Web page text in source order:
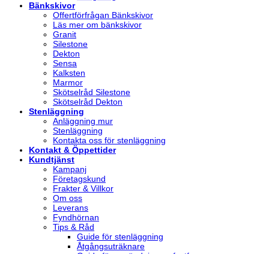
Bänkskivor
Offertförfrågan Bänkskivor
Läs mer om bänkskivor
Granit
Silestone
Dekton
Sensa
Kalksten
Marmor
Skötselråd Silestone
Skötselråd Dekton
Stenläggning
Anläggning mur
Stenläggning
Kontakta oss för stenläggning
Kontakt & Öppettider
Kundtjänst
Kampanj
Företagskund
Frakter & Villkor
Om oss
Leverans
Fyndhörnan
Tips & Råd
Guide för stenläggning
Åtgångsuträknare